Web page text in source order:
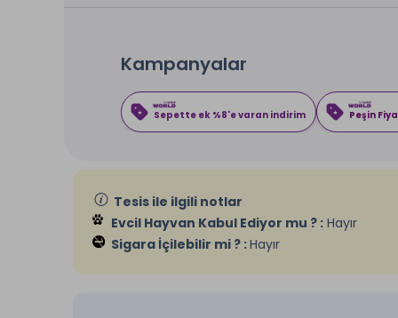
Kampanyalar
Sepette ek %8'e varan indirim Peşin
Tesis ile ilgili notlar
Evcil Hayvan Kabul Ediyor mu ? : Hayır
Sigara İçilebilir mi ? :Hayır